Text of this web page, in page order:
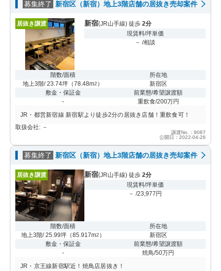
募集終了 新宿区（新宿）地上3階店舗の居抜き売却案件
居抜き譲渡 新宿(JR山手線) 徒歩 2分
現賃料/坪単価
－ /相談
階数/面積
地上3階/ 23.74坪 （78.48m2 ）
所在地
新宿区
敷金・保証金
-
前業態/希望譲渡額
重飲食/200万円
JR・都営新宿線 新宿駅より徒歩2分の居抜き店舗！重飲食可！
取扱会社: －
譲渡No.：9087
公開日：2022-04-26
募集終了 新宿区（新宿）地上3階店舗の居抜き売却案件
居抜き譲渡 新宿(JR山手線) 徒歩 2分
現賃料/坪単価
－ /23,977円
階数/面積
地上3階/ 25.99坪（85.917m2 ）
所在地
新宿区
敷金・保証金
-
前業態/希望譲渡額
焼鳥/50万円
JR・京王線新宿駅近！焼鳥店居抜き！